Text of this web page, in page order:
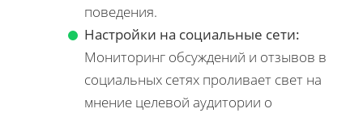
поведения.
Настройки на социальные сети:
Мониторинг обсуждений и отзывов в
социальных сетях проливает свет на
мнение целевой аудитории о